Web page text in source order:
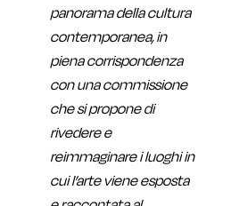
panorama della cultura
contemporanea, in
piena corrispondenza
con una commissione
che si propone di
rivedere e
reimmaginare i luoghi in
cui l’arte viene esposta